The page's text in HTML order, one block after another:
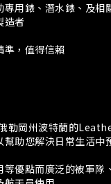
專用錶、潛水錶、及相
造者
準，值得信賴
勒岡州波特蘭的
幫助您解決日常生活中
等優點而廣泛的被軍隊